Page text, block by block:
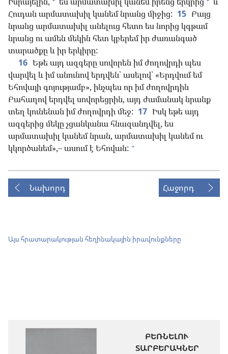
Հուդան արմատախիլ կանեմ նրանց միջից: 15 Բայց
նրանց արմատախիլ անելուց հետո ես նորից կգթամ
նրանց ու ամեն մեկին հետ կբերեմ իր ժառանգած
տարածքը և իր երկիրը:
16 Եթե այդ ազգերը սովորեն իմ ժողովրդի պես
վարվել և իմ անունով երդվեն՝ ասելով՝ «Երդվում եմ
Եհովայի գոյությամբ», ինչպես որ իմ ժողովրդին
Բահաղով երդվել սովորեցրին, այդ ժամանակ նրանք
տեղ կունենան իմ ժողովրդի մեջ: 17 Իսկ եթե այդ
ազգերից մեկը չցանկանա հնազանդվել, ես
արմատախիլ կանեմ նրան, արմատախիլ կանեմ ու
կկործանեմ»,– ասում է Եհովան: +
Նախորդ Հաջորդ
Այս հրատարակության հեղինակային իրավունքները
ԲԵՌՆԵԼՈՒ
ՏԱՐԲԵՐԱԿՆԵՐ